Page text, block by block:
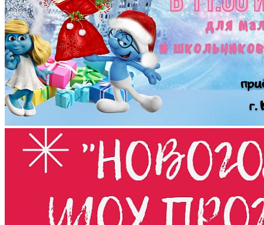
- для 1-4 класса в новогодняя сказка " Как
Смурфосила Снежное царство растопила"
- для 5-8 классов " Новогодняя шоу программа"
с дискотекой.
Цена билета: 300 рублей
Коллективные заявки и дополнительная
информация по телефону: 89117781232 –
Дегтярева Светлана Викторовна
След. новость
Пред. новость